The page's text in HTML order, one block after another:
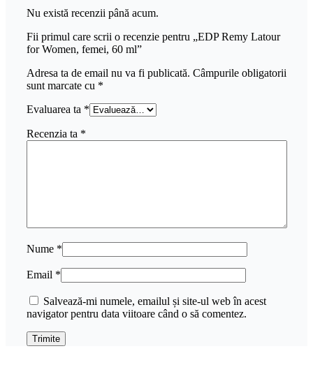
Nu există recenzii până acum.
Fii primul care scrii o recenzie pentru „EDP Remy Latour
for Women, femei, 60 ml”
Adresa ta de email nu va fi publicată. Câmpurile obligatorii
sunt marcate cu *
Evaluarea ta *
Recenzia ta *
Nume *
Email *
Salvează-mi numele, emailul și site-ul web în acest
navigator pentru data viitoare când o să comentez.